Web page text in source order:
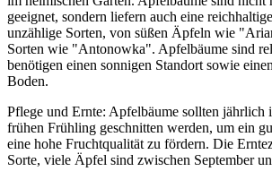
geeignet, sondern liefern auch eine
unzählige Sorten, von süßen Äpfeln wie
Sorten wie "Antonowka". Apfelbäume sind
benötigen einen sonnigen Standort sowie
Boden.
Pflege und Ernte: Apfelbäume sollten jährlich
frühen Frühling geschnitten werden, um ein
eine hohe Fruchtqualität zu fördern. Die
Sorte, viele Äpfel sind zwischen September